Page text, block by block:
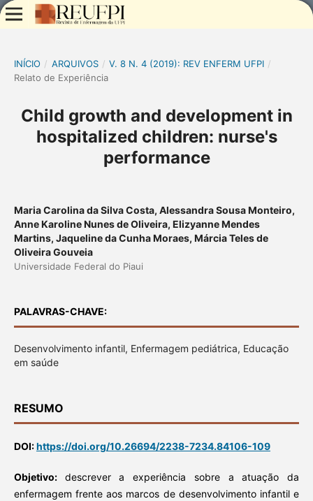
INÍCIO / ARQUIVOS / V. 8 N. 4 (2019): REV ENFERM UFPI /
Relato de Experiência
Child growth and development in
hospitalized children: nurse's
performance
Maria Carolina da Silva Costa, Alessandra Sousa Monteiro,
Anne Karoline Nunes de Oliveira, Elizyanne Mendes
Martins, Jaqueline da Cunha Moraes, Márcia Teles de
Oliveira Gouveia
Universidade Federal do Piaui
PALAVRAS-CHAVE:
Desenvolvimento infantil, Enfermagem pediátrica, Educação
em saúde
RESUMO
DOI:https://doi.org/10.26694/2238-7234.84106-109
Objetivo: descrever a experiência sobre a atuação da
enfermagem frente aos marcos de desenvolvimento infantil e